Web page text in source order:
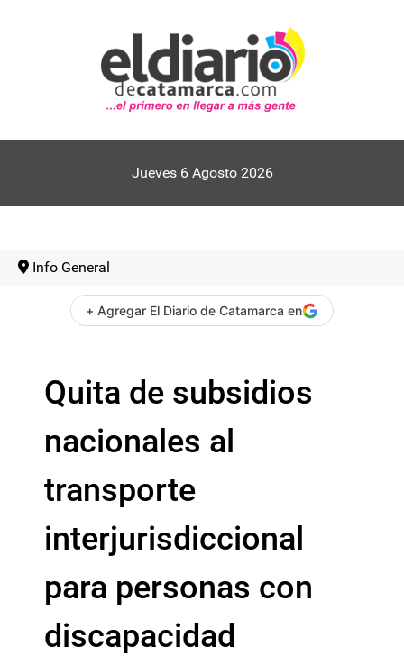
Jueves 6 Agosto 2026
Info General
+ Agregar El Diario de Catamarca en
Quita de subsidios
nacionales al
transporte
interjurisdiccional
para personas con
discapacidad